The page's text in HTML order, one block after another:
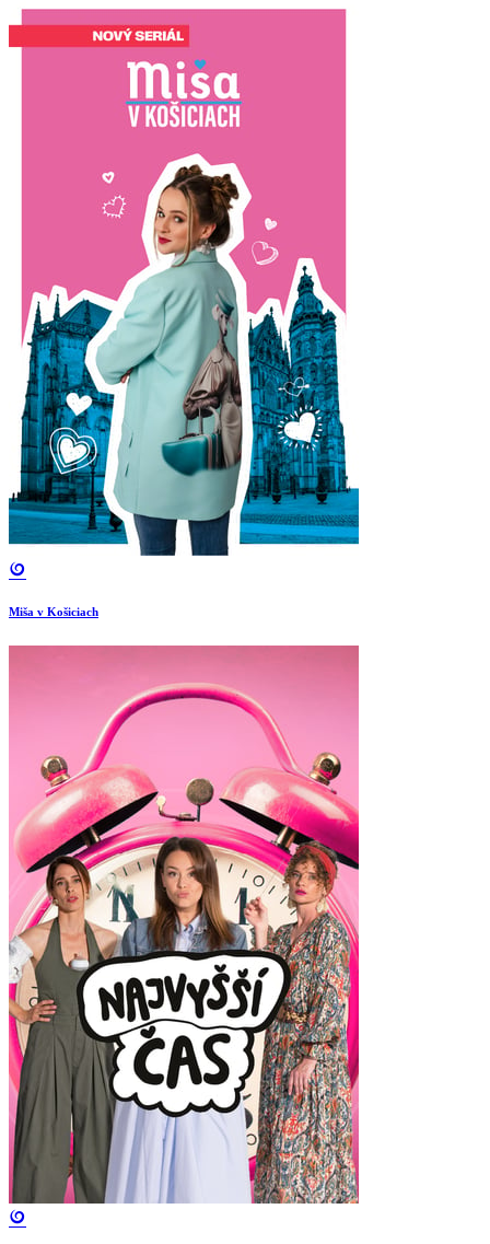
Miša v Košiciach